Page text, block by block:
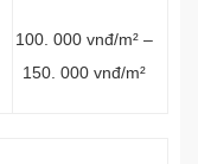
100. 000 vnđ/m² –
150. 000 vnđ/m²